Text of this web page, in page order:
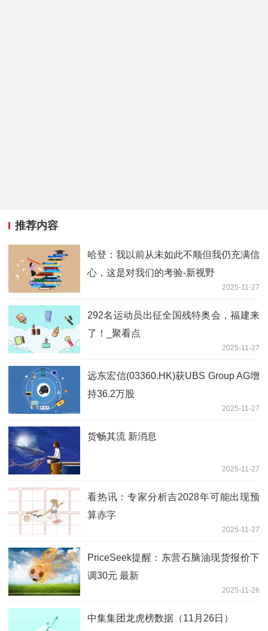
推荐内容
哈登：我以前从未如此不顺但我仍充满信
心，这是对我们的考验-新视野
2025-11-27
292名运动员出征全国残特奥会，福建来
了！_聚看点
2025-11-27
远东宏信(03360.HK)获UBS Group AG增
持36.2万股
2025-11-27
货畅其流 新消息
2025-11-27
看热讯：专家分析吉2028年可能出现预
算赤字
2025-11-27
PriceSeek提醒：东营石脑油现货报价下
调30元 最新
2025-11-26
中集集团龙虎榜数据（11月26日）